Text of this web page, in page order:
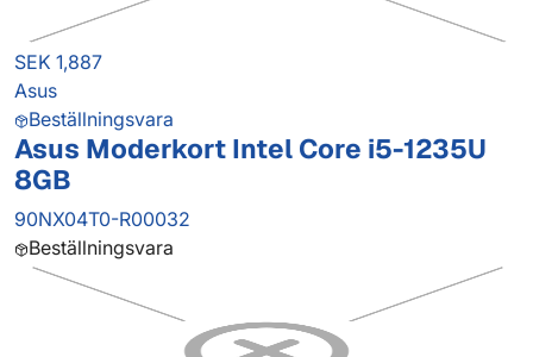
SEK 1,887
Asus
Beställningsvara
Asus Moderkort Intel Core i5-1235U
8GB
90NX04T0-R00032
Beställningsvara